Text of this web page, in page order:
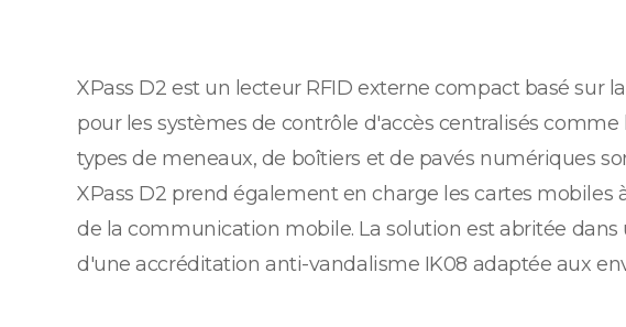
XPass D2 est un lecteur RFID externe compact basé
pour les systèmes de contrôle d'accès centralisés
types de meneaux, de boîtiers et de pavés numériques
XPass D2 prend également en charge les cartes mobiles
de la communication mobile. La solution est abritée
d'une accréditation anti-vandalisme IK08 adaptée aux